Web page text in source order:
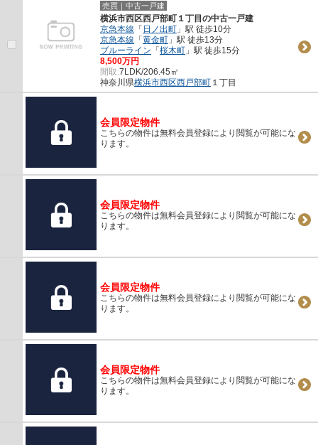
売買｜中古一戸建
横浜市西区西戸部町１丁目の中古一戸建
京急本線 「 日ノ出町 」駅 徒歩10分
京急本線 「黄金町 」駅 徒歩13分
ブルーライン 「桜木町 」駅 徒歩15分
8,500万円
間取:7LDK/206.45㎡
神奈川県横浜市西区西戸部町 １丁目
会員限定物件
こちらの物件は無料会員登録により閲覧が可能にな
ります。
会員限定物件
こちらの物件は無料会員登録により閲覧が可能にな
ります。
会員限定物件
こちらの物件は無料会員登録により閲覧が可能にな
ります。
会員限定物件
こちらの物件は無料会員登録により閲覧が可能にな
ります。